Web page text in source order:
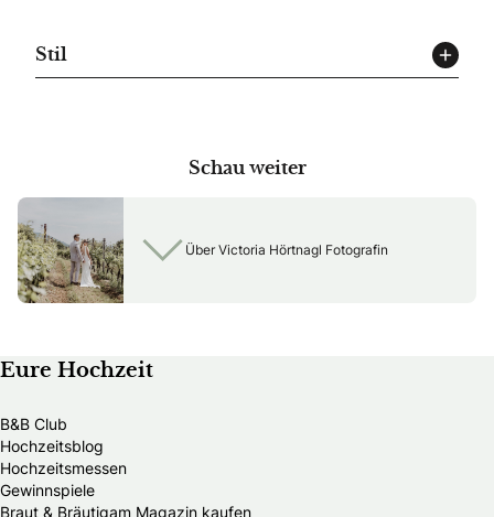
Stil
Schau weiter
Über Victoria Hörtnagl Fotografin
Eure Hochzeit
B&B Club
Hochzeitsblog
Hochzeitsmessen
Gewinnspiele
Braut & Bräutigam Magazin kaufen